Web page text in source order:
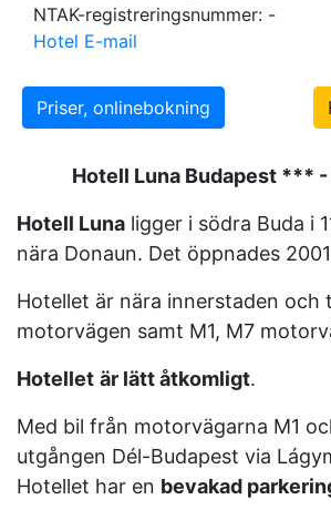
NTAK-registreringsnummer: -
Hotel E-mail
Priser, onlinebokning
Hotell Luna Budapest ***
Hotell Luna ligger i södra Buda i
nära Donaun. Det öppnades
Hotellet är nära innerstaden och
motorvägen samt M1, M7
Hotellet är lätt åtkomligt.
Med bil från motorvägarna M1
utgången Dél-Budapest via
Hotellet har en bevakad